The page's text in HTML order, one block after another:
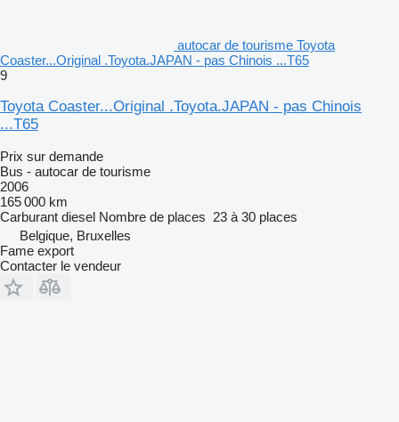
autocar de tourisme Toyota
Coaster...Original .Toyota.JAPAN - pas Chinois ...T65
9
Toyota Coaster...Original .Toyota.JAPAN - pas Chinois
...T65
Prix sur demande
Bus - autocar de tourisme
2006
165 000 km
Carburant diesel Nombre de places 23 à 30 places
Belgique, Bruxelles
Fame export
Contacter le vendeur